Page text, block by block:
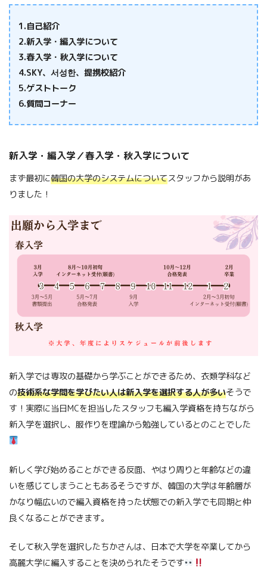
1.自己紹介
2.新入学・編入学について
3.春入学・秋入学について
4.SKY、서성한、提携校紹介
5.ゲストトーク
6.質問コーナー
新入学・編入学／春入学・秋入学について
まず最初に韓国の大学のシステムについてスタッフから説明があ
りました！
新入学では専攻の基礎から学ぶことができるため、衣類学科など
の技術系な学問を学びたい人は新入学を選択する人が多いそうで
す！実際に当日MCを担当したスタッフも編入学資格を持ちながら
新入学を選択し、服作りを理論から勉強しているとのことでした
新しく学び始めることができる反面、やはり周りと年齢などの違
いを感じてしまうこともあるそうですが、韓国の大学は年齢層が
かなり幅広いので編入資格を持った状態での新入学でも同期と仲
良くなることができます。
そして秋入学を選択したちかさんは、日本で大学を卒業してから
高麗大学に編入することを決められたそうです